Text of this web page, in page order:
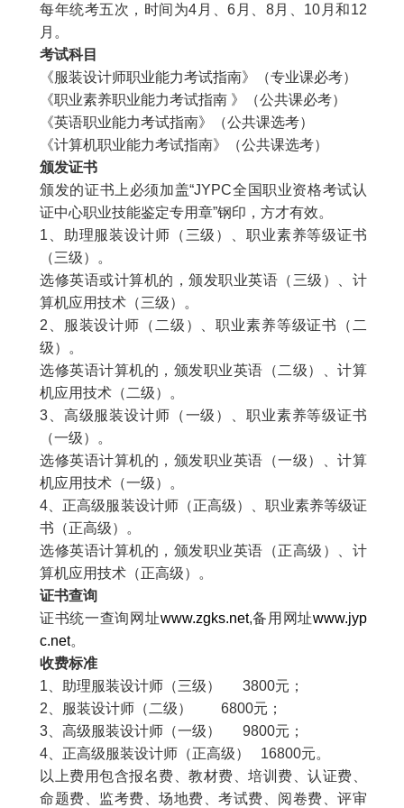
每年统考五次，时间为4 月、6 月、 8月、 10 月和12
月。
考试科目
《服装设计师职业能力考试指南》（专业课必考）
《职业素养职业能力考试指南 》（公共课必考）
《英语职业能力考试指南》（公共课选考）
《计算机职业能力考试指南》（公共课选考）
颁发证书
颁发的证书上必须加盖“JYPC全国职业资格考试认
证中心职业技能鉴定专用章”钢印，方才有效。
1 、助理服装设计师（三级）、职业素养等级证书
（三级）。
选修英语或计算机的，颁发职业英语（三级）、计
算机应用技术（三级）。
2 、服装设计师（二级）、职业素养等级证书（二
级）。
选修英语计算机的，颁发职业英语（二级）、计算
机应用技术（二级）。
3 、高级服装设计师（一级）、职业素养等级证书
（一级）。
选修英语计算机的，颁发职业英语（一级）、计算
机应用技术（一级）。
4 、正高级服装设计师（正高级）、职业素养等级证
书（正高级）。
选修英语计算机的，颁发职业英语（正高级）、计
算机应用技术（正高级）。
证书查询
证书统一查询网址www.zgks.net,备用网址www.jyp
c.net。
收费标准
1 、助理服装设计师（三级） 3800元；
2 、服装设计师（二级） 6800元；
3 、高级服装设计师（一级） 9800元；
4 、正高级服装设计师（正高级） 16800元。
以上费用包含报名费、教材费、培训费、认证费、
命题费、监考费、场地费、考试费、阅卷费、评审